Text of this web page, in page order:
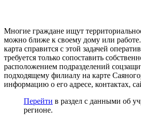
Многие граждане ищут
можно ближе к своему дому или
карта справится с этой задачей
требуется только сопоставить
расположением подразделений
подходящему филиалу на карте
информацию о его адресе, контактах,
Перейти в раздел с данными об
регионе.